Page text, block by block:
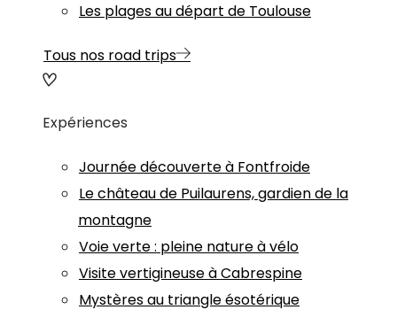
Les plages au départ de Toulouse
Tous nos road trips
Expériences
Journée découverte à Fontfroide
Le château de Puilaurens, gardien de la
montagne
Voie verte : pleine nature à vélo
Visite vertigineuse à Cabrespine
Mystères au triangle ésotérique